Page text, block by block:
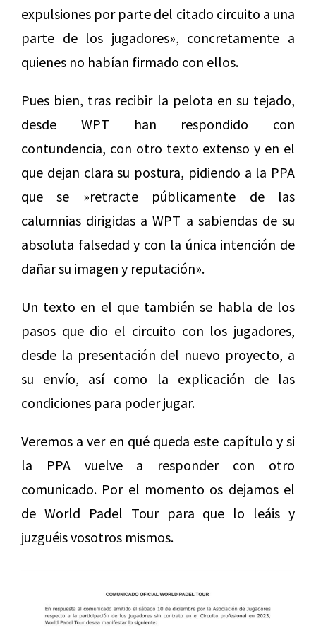
expulsiones por parte del citado circuito a una
parte de los jugadores», concretamente a
quienes no habían firmado con ellos.
Pues bien, tras recibir la pelota en su tejado,
desde WPT han respondido con
contundencia, con otro texto extenso y en el
que dejan clara su postura, pidiendo a la PPA
que se »retracte públicamente de las
calumnias dirigidas a WPT a sabiendas de su
absoluta falsedad y con la única intención de
dañar su imagen y reputación».
Un texto en el que también se habla de los
pasos que dio el circuito con los jugadores,
desde la presentación del nuevo proyecto, a
su envío, así como la explicación de las
condiciones para poder jugar.
Veremos a ver en qué queda este capítulo y si
la PPA vuelve a responder con otro
comunicado. Por el momento os dejamos el
de World Padel Tour para que lo leáis y
juzguéis vosotros mismos.